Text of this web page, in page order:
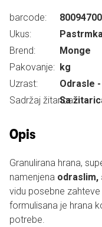
barcode:
Ukus:
Brend:
Monge
Pakovanje: kg
Uzrast:
Odrasle
Sadržaj žitarica:
Sa
Opis
Granulirana hrana,
namenjena odraslim,
vidu posebne zahteve
formulisana je hrana
potrebe.